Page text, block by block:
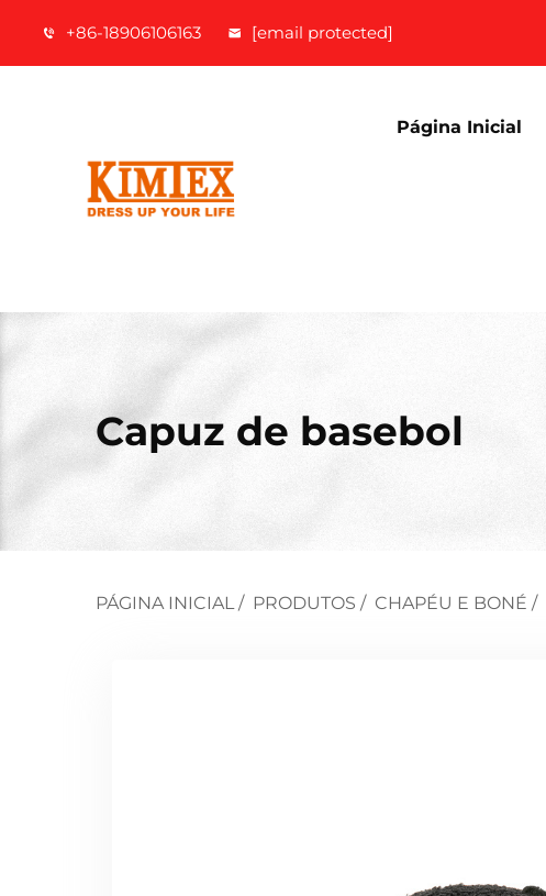
+86-18906106163 [email protected]
Página Inicial
Capuz de basebol
PÁGINA INICIAL / PRODUTOS / CHAPÉU E BONÉ /